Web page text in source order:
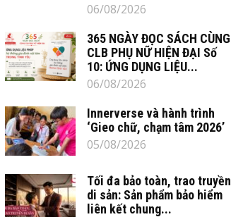
06/08/2026
365 NGÀY ĐỌC SÁCH CÙNG
CLB PHỤ NỮ HIỆN ĐẠI Số
10: ỨNG DỤNG LIỆU...
06/08/2026
Innerverse và hành trình
‘Gieo chữ, chạm tâm 2026’
05/08/2026
Tối đa bảo toàn, trao truyền
di sản: Sản phẩm bảo hiểm
liên kết chung...